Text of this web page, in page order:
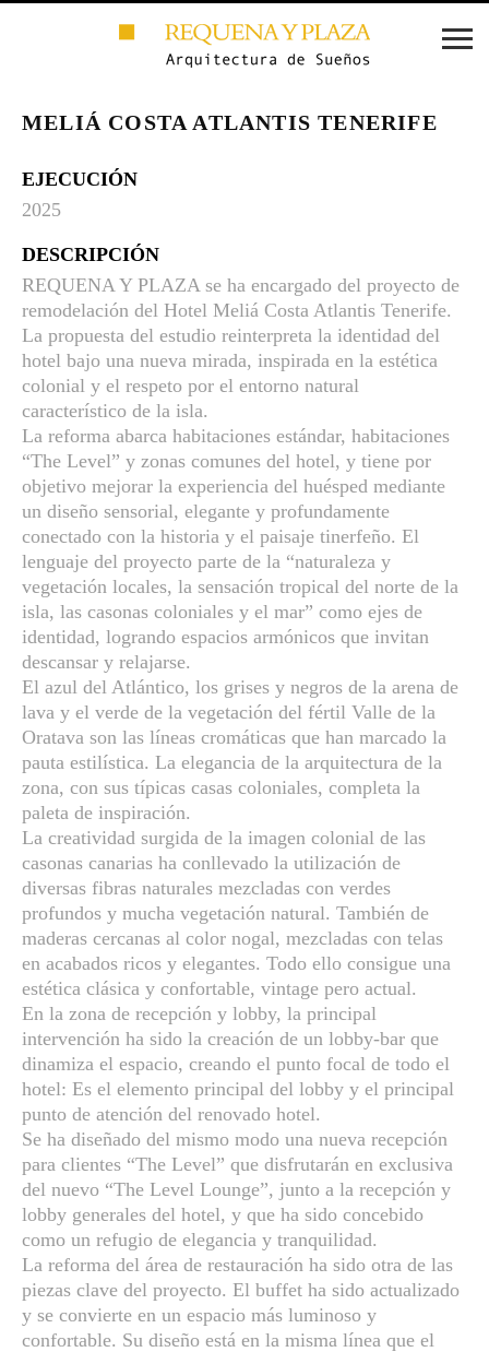
MELIÁ COSTA ATLANTIS TENERIFE
EJECUCIÓN
2025
DESCRIPCIÓN
REQUENA Y PLAZA se ha encargado del proyecto de
remodelación del Hotel Meliá Costa Atlantis Tenerife.
La propuesta del estudio reinterpreta la identidad del
hotel bajo una nueva mirada, inspirada en la estética
colonial y el respeto por el entorno natural
característico de la isla.
La reforma abarca habitaciones estándar, habitaciones
“The Level” y zonas comunes del hotel, y tiene por
objetivo mejorar la experiencia del huésped mediante
un diseño sensorial, elegante y profundamente
conectado con la historia y el paisaje tinerfeño. El
lenguaje del proyecto parte de la “naturaleza y
vegetación locales, la sensación tropical del norte de la
isla, las casonas coloniales y el mar” como ejes de
identidad, logrando espacios armónicos que invitan
descansar y relajarse.
El azul del Atlántico, los grises y negros de la arena de
lava y el verde de la vegetación del fértil Valle de la
Oratava son las líneas cromáticas que han marcado la
pauta estilística. La elegancia de la arquitectura de la
zona, con sus típicas casas coloniales, completa la
paleta de inspiración.
La creatividad surgida de la imagen colonial de las
casonas canarias ha conllevado la utilización de
diversas fibras naturales mezcladas con verdes
profundos y mucha vegetación natural. También de
maderas cercanas al color nogal, mezcladas con telas
en acabados ricos y elegantes. Todo ello consigue una
estética clásica y confortable, vintage pero actual.
En la zona de recepción y lobby, la principal
intervención ha sido la creación de un lobby-bar que
dinamiza el espacio, creando el punto focal de todo el
hotel: Es el elemento principal del lobby y el principal
punto de atención del renovado hotel.
Se ha diseñado del mismo modo una nueva recepción
para clientes “The Level” que disfrutarán en exclusiva
del nuevo “The Level Lounge”, junto a la recepción y
lobby generales del hotel, y que ha sido concebido
como un refugio de elegancia y tranquilidad.
La reforma del área de restauración ha sido otra de las
piezas clave del proyecto. El buffet ha sido actualizado
y se convierte en un espacio más luminoso y
confortable. Su diseño está en la misma línea que el